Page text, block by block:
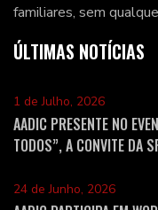
familiares, sem
ÚLTIMAS NOTÍCIAS
1 de Julho, 2026
AADIC PRESENTE NO
TODOS”, A CONVITE DA
24 de Junho, 2026